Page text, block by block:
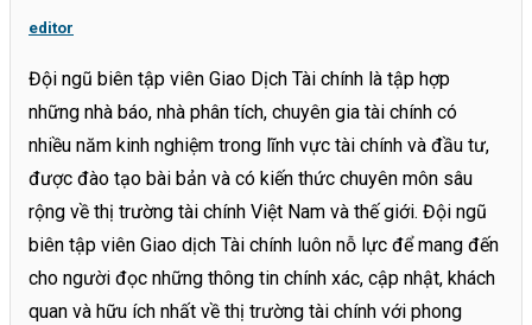
editor
Đội ngũ biên tập viên Giao Dịch Tài chính là tập hợp
những nhà báo, nhà phân tích, chuyên gia tài chính có
nhiều năm kinh nghiệm trong lĩnh vực tài chính và đầu tư,
được đào tạo bài bản và có kiến thức chuyên môn sâu
rộng về thị trường tài chính Việt Nam và thế giới. Đội ngũ
biên tập viên Giao dịch Tài chính luôn nỗ lực để mang đến
cho người đọc những thông tin chính xác, cập nhật, khách
quan và hữu ích nhất về thị trường tài chính với phong